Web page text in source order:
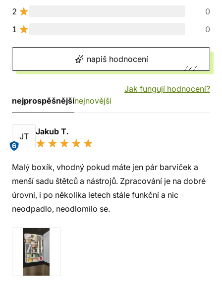
2
0
1
0
napiš hodnocení
Jak fungují hodnocení?
nejprospěšnějšínejnovější
JT
6
Jakub T.
Malý boxík, vhodný pokud máte jen pár barviček a
menší sadu štětců a nástrojů. Zpracování je na dobré
úrovni, i po několika letech stále funkční a nic
neodpadlo, neodlomilo se.